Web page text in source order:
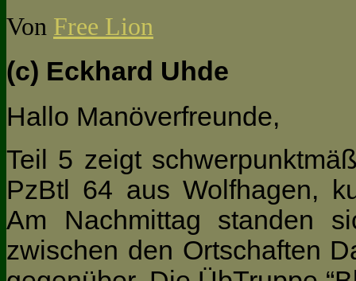
Von Free Lion
(c) Eckhard Uhde
Hallo Manöverfreunde,
Teil 5 zeigt
PzBtl 64 aus Wolfhagen,
Am Nachmittag standen
zwischen den Ortschaften